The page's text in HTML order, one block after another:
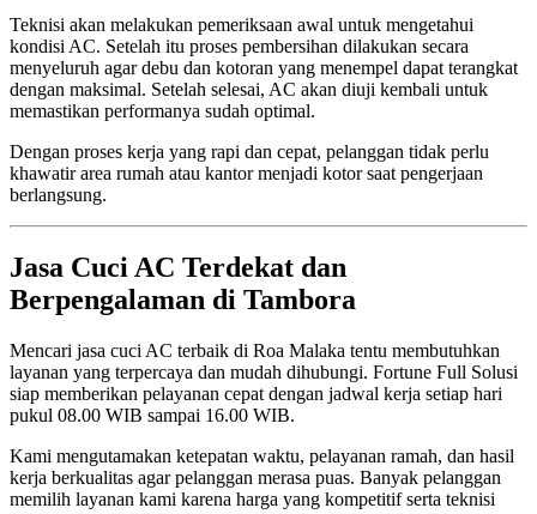
Teknisi akan melakukan pemeriksaan awal untuk mengetahui
kondisi AC. Setelah itu proses pembersihan dilakukan secara
menyeluruh agar debu dan kotoran yang menempel dapat terangkat
dengan maksimal. Setelah selesai, AC akan diuji kembali untuk
memastikan performanya sudah optimal.
Dengan proses kerja yang rapi dan cepat, pelanggan tidak perlu
khawatir area rumah atau kantor menjadi kotor saat pengerjaan
berlangsung.
Jasa Cuci AC Terdekat dan
Berpengalaman di Tambora
Mencari jasa cuci AC terbaik di Roa Malaka tentu membutuhkan
layanan yang terpercaya dan mudah dihubungi. Fortune Full Solusi
siap memberikan pelayanan cepat dengan jadwal kerja setiap hari
pukul 08.00 WIB sampai 16.00 WIB.
Kami mengutamakan ketepatan waktu, pelayanan ramah, dan hasil
kerja berkualitas agar pelanggan merasa puas. Banyak pelanggan
memilih layanan kami karena harga yang kompetitif serta teknisi